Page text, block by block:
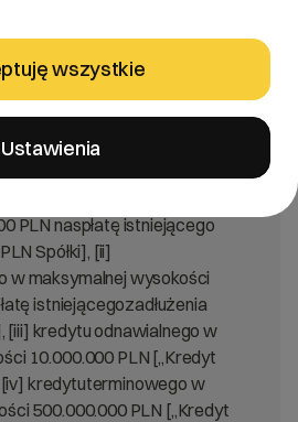
z siedzibą w
że w dniu 10 stycznia
Oxylion sp. z o.o. i Vercom
zawartazostała
w ramach, której
PLN naspłatę istniejącego
Spółki], [ii]
w maksymalnej wysokości
istniejącegozadłużenia
[iii] kredytu odnawialnego w
10.000.000 PLN [„Kredyt
[iv] kredytuterminowego w
500.000.000 PLN [„Kredyt
wszystkie
Ustawienia